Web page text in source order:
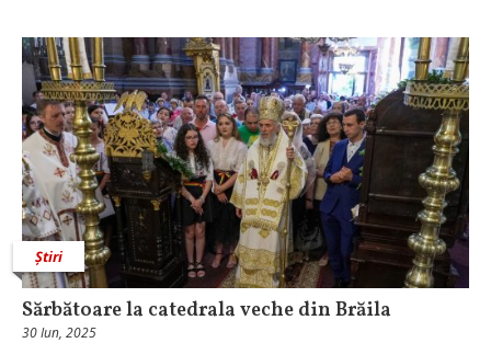
Știri
Sărbătoare la catedrala veche din Brăila
30 Iun, 2025